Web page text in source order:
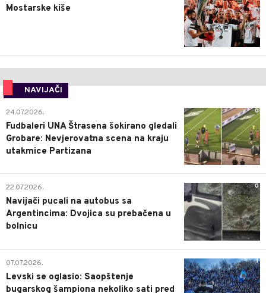
Mostarske kiše
NAVIJAČI
0
24.07.2026.
Fudbaleri UNA Štrasena šokirano gledali
Grobare: Nevjerovatna scena na kraju
utakmice Partizana
0
22.07.2026.
Navijači pucali na autobus sa
Argentincima: Dvojica su prebačena u
bolnicu
1
07.07.2026.
Levski se oglasio: Saopštenje
bugarskog šampiona nekoliko sati pred